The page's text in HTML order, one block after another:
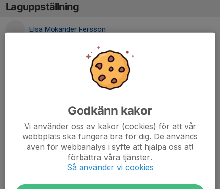
Laguppställning
Elsa Mökander Persson
10. Julia Andersson
Lina Moulakhnif
12. Louise Karlsson
Olivia Ryberg
Godkänn kakor
Vi använder oss av kakor (cookies) för att vår
webbplats ska fungera bra för dig. De används
även för webbanalys i syfte att hjälpa oss att
förbättra våra tjänster.
Så använder vi cookies